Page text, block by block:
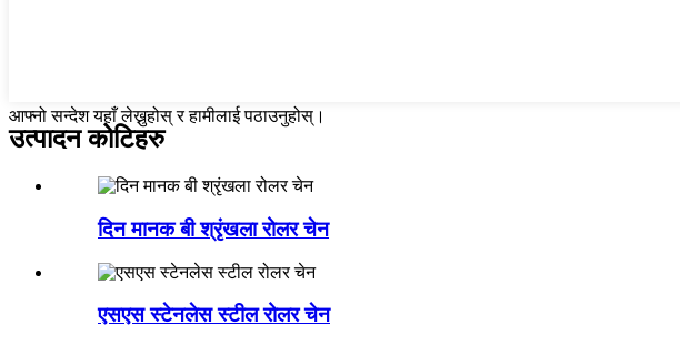
आफ्नो सन्देश यहाँ लेख्नुहोस् र हामीलाई पठाउनुहोस्।
उत्पादन कोटिहरु
दिन मानक बी श्रृंखला रोलर चेन
एसएस स्टेनलेस स्टील रोलर चेन